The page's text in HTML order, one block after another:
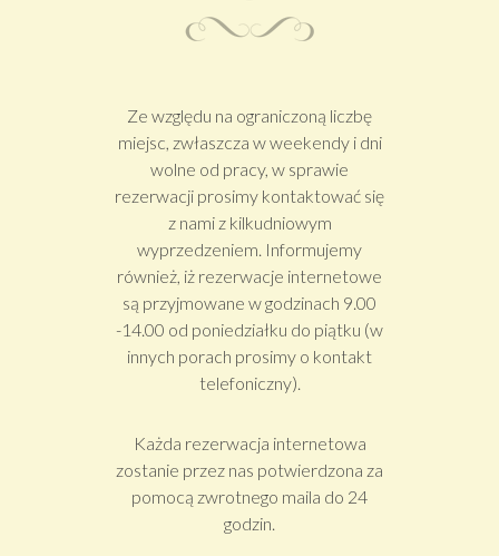
Ze względu na ograniczoną liczbę
miejsc, zwłaszcza w weekendy i dni
wolne od pracy, w sprawie
rezerwacji prosimy kontaktować się
z nami z kilkudniowym
wyprzedzeniem. Informujemy
również, iż rezerwacje internetowe
są przyjmowane w godzinach 9.00
-14.00 od poniedziałku do piątku (w
innych porach prosimy o kontakt
telefoniczny).
Każda rezerwacja internetowa
zostanie przez nas potwierdzona za
pomocą zwrotnego maila do 24
godzin.